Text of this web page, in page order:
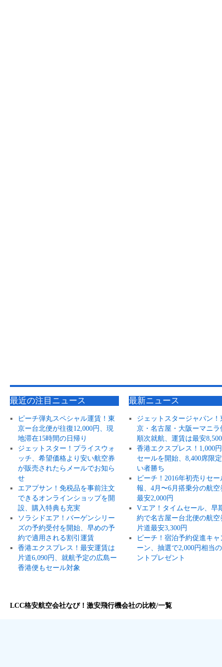
最近の注目ニュース
ピーチ弾丸スペシャル運賃！東
京ー台北便が往復12,000円、現
地滞在15時間の日帰り
ジェットスター！プライスウォ
ッチ、希望価格より安い航空券
が販売されたらメールでお知ら
せ
エアプサン！免税品を事前注文
できるオンラインショップを開
設、購入特典も充実
ソラシドエア！バーゲンシリー
ズの予約受付を開始、早めの予
約で適用される割引運賃
香港エクスプレス！最安運賃は
片道6,090円、就航予定の広島ー
香港便もセール対象
最新ニュース
ジェットスタージャパン！
京・名古屋・大阪ーマニラ
順次就航、運賃は最安
香港エクスプレス！1,000
セールを開始、8,400席限
い者勝ち
ピーチ！2016年初売りセー
報、4月〜6月搭乗分の航空
最安2,000円
Vエア！タイムセール、早
約で名古屋ー台北便の航空
片道最安3,300円
ピーチ！宿泊予約促進キャ
ーン、抽選で2,000円相当
ントプレゼント
LCC格安航空会社なび！激安飛行機会社の比較/一覧